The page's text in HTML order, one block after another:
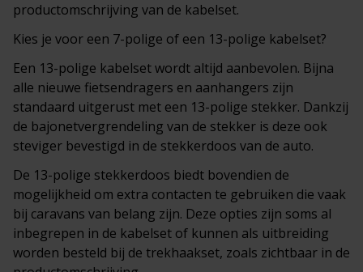
productomschrijving van de kabelset.
Kies je voor een 7-polige of een 13-polige kabelset?
Een 13-polige kabelset wordt altijd aanbevolen. Bijna
alle nieuwe fietsendragers en aanhangers zijn
standaard uitgerust met een 13-polige stekker. Dankzij
de bajonetvergrendeling van de stekker is deze ook
steviger bevestigd in de stekkerdoos van de auto.
De 13-polige stekkerdoos biedt bovendien de
mogelijkheid om extra contacten te gebruiken die vaak
bij caravans van belang zijn. Deze opties zijn soms al
inbegrepen in de kabelset of kunnen als uitbreiding
worden besteld bij de trekhaakset, zoals zichtbaar in de